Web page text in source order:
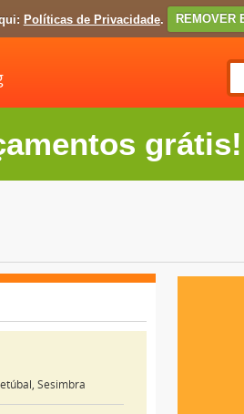
Políticas de Privacidade. REMOVER
grátis!
Sesimbra